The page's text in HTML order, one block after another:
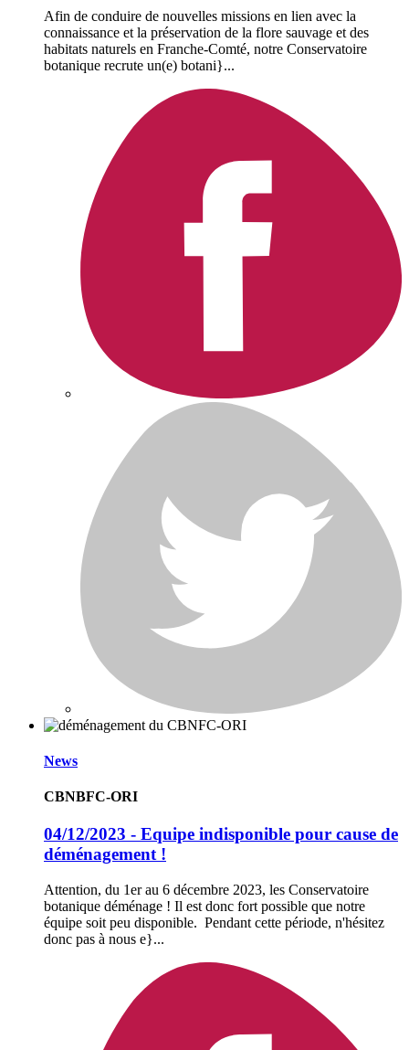
Afin de conduire de nouvelles missions en lien avec la
connaissance et la préservation de la flore sauvage et des
habitats naturels en Franche-Comté, notre Conservatoire
botanique recrute un(e) botani}...
News
CBNBFC-ORI
04/12/2023 - Equipe indisponible pour cause de
déménagement !
Attention, du 1er au 6 décembre 2023, les Conservatoire
botanique déménage ! Il est donc fort possible que notre
équipe soit peu disponible. Pendant cette période, n'hésitez
donc pas à nous e}...